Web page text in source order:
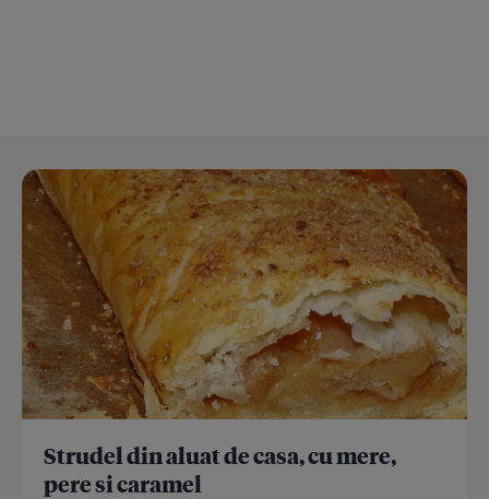
Strudel din aluat de casa, cu mere,
pere si caramel